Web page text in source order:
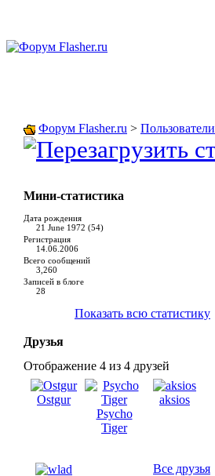
Форум Flasher.ru > Пользователи
Мини-статистика
Дата рождения
21 June 1972 (54)
Регистрация
14.06.2006
Всего сообщений
3,260
Записей в блоге
28
Показать всю статистику
Друзья
Отображение 4 из 4 друзей
Ostgur
Psycho
Tiger
aksios
Все друзья